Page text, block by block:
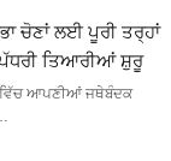
ਚੋਣਾਂ ਲਈ ਪੂਰੀ ਤਰ੍ਹਾਂ
ਤਿਆਰੀਆਂ ਸ਼ੁਰੂ
ਆਪਣੀਆਂ ਜਥੇਬੰਦਕ